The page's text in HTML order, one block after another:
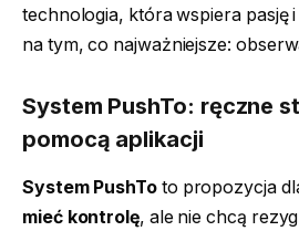
technologia, która wspiera pasję
na tym, co najważniejsze:
System PushTo: ręczne
pomocą aplikacji
System PushToto propozycja
mieć kontrolę, ale nie chcą